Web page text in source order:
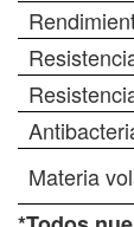
Materia